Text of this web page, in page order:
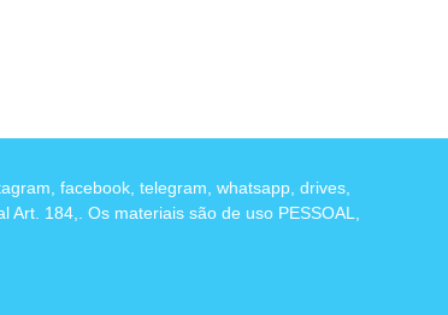
facebook, telegram, whatsapp, drives,
184,. Os materiais são de uso PESSOAL,